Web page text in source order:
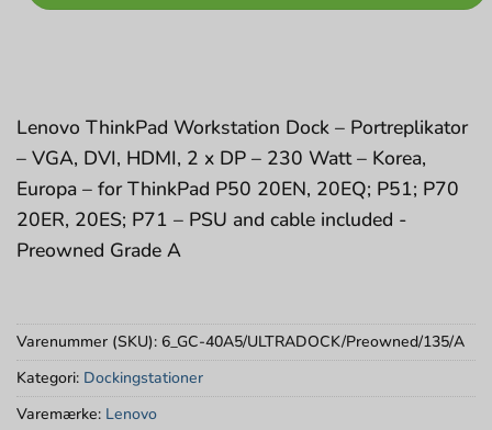
Lenovo ThinkPad Workstation Dock – Portreplikator
– VGA, DVI, HDMI, 2 x DP – 230 Watt – Korea,
Europa – for ThinkPad P50 20EN, 20EQ; P51; P70
20ER, 20ES; P71 – PSU and cable included -
Preowned Grade A
Varenummer (SKU): 6_GC-40A5/ULTRADOCK/Preowned/135/A
Kategori: Dockingstationer
Varemærke: Lenovo